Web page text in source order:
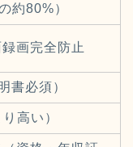
約80%）
画完全防止
書必須）
高い）